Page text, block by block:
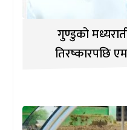
गुण्डुको
तिरष्कारपछि